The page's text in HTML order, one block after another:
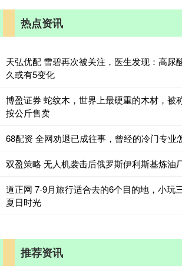
热点资讯
天弘优配 雪碧再次被关注，医生发现：高尿
久或有5变化
博盈证券 蛇纹木，世界上最硬重的木材，被
按公斤售卖
68配资 全网劝退已成往事，曾经的冷门专业
双盈策略 无人机袭击后俄罗斯伊利斯基炼油
道正网 7-9月旅行适合去的6个目的地，小玩
夏日时光
推荐资讯